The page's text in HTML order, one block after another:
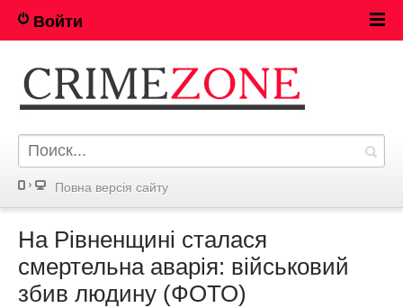
Войти
Повна версія сайту
На Рівненщині сталася
смертельна аварія: військовий
збив людину (ФОТО)